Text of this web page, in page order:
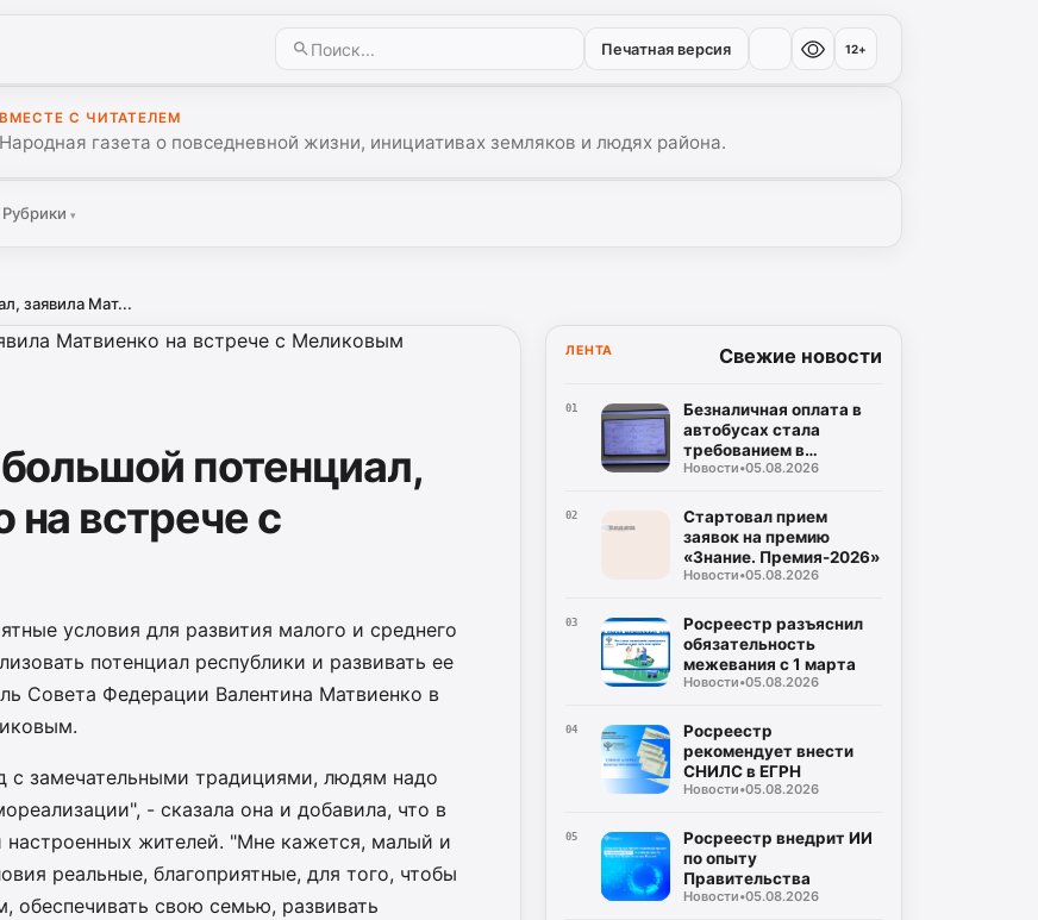
Печатная версия 12+
ВМЕСТЕ С ЧИТАТЕЛЕМ
Народная газета о повседневной жизни, инициативах земляков и людях района.
Рубрики▾
заявила Мат...
потенциал,
на встрече с
условия для развития малого и среднего
потенциал республики и развивать ее
Совета Федерации Валентина Матвиенко в
с замечательными традициями, людям надо
- сказала она и добавила, что в
настроенных жителей. "Мне кажется, малый и
реальные, благоприятные, для того, чтобы
обеспечивать свою семью, развивать
ЛЕНТА Свежие новости
01
Безналичная оплата в
автобусах стала
требованием в
Дагестане
Новости•05.08.2026
02
Стартовал прием
заявок на премию
«Знание. Премия-2026»
Новости•05.08.2026
03
Росреестр разъяснил
обязательность
межевания с 1 марта
Новости•05.08.2026
04
Росреестр
рекомендует внести
СНИЛС в ЕГРН
Новости•05.08.2026
05
Росреестр внедрит ИИ
по опыту
Правительства
Новости•05.08.2026